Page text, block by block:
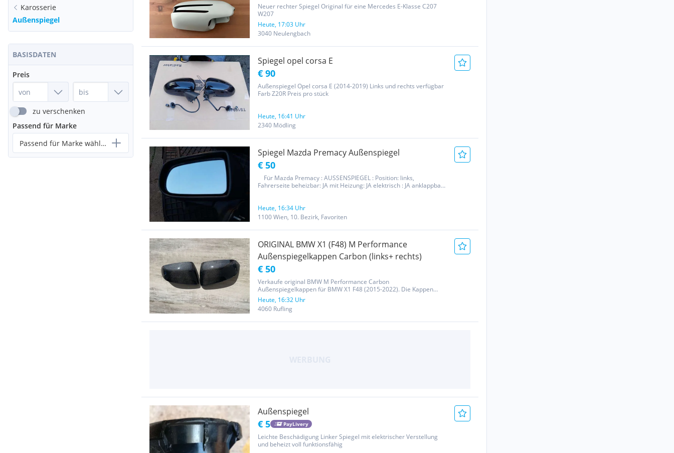
Karosserie
Außenspiegel
BASISDATEN
Preis
zu verschenken
Passend für Marke
Passend für Marke wählen...
Neuer rechter Spiegel Original für eine Mercedes E-Klasse C207
W207
Heute, 17:03 Uhr
3040 Neulengbach
Spiegel opel corsa E
€ 90
Außenspiegel Opel corsa E (2014-2019) Links und rechts verfügbar
Farb Z20R Preis pro stück
Heute, 16:41 Uhr
2340 Mödling
Spiegel Mazda Premacy Außenspiegel
€ 50
Für Mazda Premacy : AUSSENSPIEGEL : Position: links,
Fahrerseite beheizbar: JA mit Heizung: JA elektrisch : JA anklappbar:
Heute, 16:34 Uhr
1100 Wien, 10. Bezirk, Favoriten
ORIGINAL BMW X1 (F48) M Performance
Außenspiegelkappen Carbon (links+ rechts)
€ 50
Verkaufe original BMW M Performance Carbon
Außenspiegelkappen für BMW X1 F48 (2015-2022). Die Kappen
weisen geringe Gebrauchsspuren auf. Bei der linken Kappe ist ein
Haken abgebrochen (siehe Foto), sie sitzt aber trotzdem
bombenfest. Für weitere Fragen...
Heute, 16:32 Uhr
4060 Rufling
Außenspiegel
€ 5 PayLivery
Leichte Beschädigung Linker Spiegel mit elektrischer Verstellung
und beheizt voll funktionsfähig